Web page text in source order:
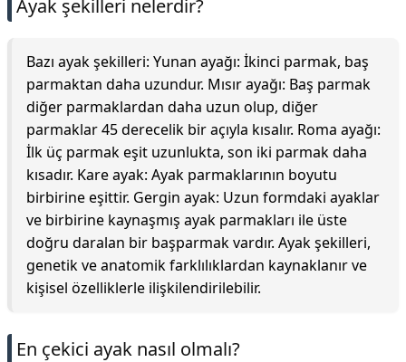
Ayak şekilleri nelerdir?
Bazı ayak şekilleri: Yunan ayağı: İkinci parmak, baş
parmaktan daha uzundur. Mısır ayağı: Baş parmak
diğer parmaklardan daha uzun olup, diğer
parmaklar 45 derecelik bir açıyla kısalır. Roma ayağı:
İlk üç parmak eşit uzunlukta, son iki parmak daha
kısadır. Kare ayak: Ayak parmaklarının boyutu
birbirine eşittir. Gergin ayak: Uzun formdaki ayaklar
ve birbirine kaynaşmış ayak parmakları ile üste
doğru daralan bir başparmak vardır. Ayak şekilleri,
genetik ve anatomik farklılıklardan kaynaklanır ve
kişisel özelliklerle ilişkilendirilebilir.
En çekici ayak nasıl olmalı?